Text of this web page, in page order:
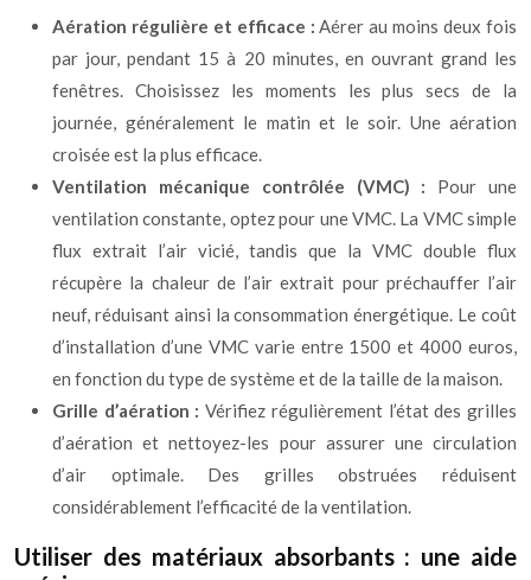
Aération régulière et efficace :Aérer au moins deux fois
par jour, pendant 15 à 20 minutes, en ouvrant grand les
fenêtres. Choisissez les moments les plus secs de la
journée, généralement le matin et le soir. Une aération
croisée est la plus efficace.
Ventilation mécanique contrôlée (VMC) : Pour une
ventilation constante, optez pour une VMC. La VMC simple
flux extrait l’air vicié, tandis que la VMC double flux
récupère la chaleur de l’air extrait pour préchauffer l’air
neuf, réduisant ainsi la consommation énergétique. Le coût
d’installation d’une VMC varie entre 1500 et 4000 euros,
en fonction du type de système et de la taille de la maison.
Grille d’aération :Vérifiez régulièrement l’état des grilles
d’aération et nettoyez-les pour assurer une circulation
d’air optimale. Des grilles obstruées réduisent
considérablement l’efficacité de la ventilation.
Utiliser des matériaux absorbants : une aide